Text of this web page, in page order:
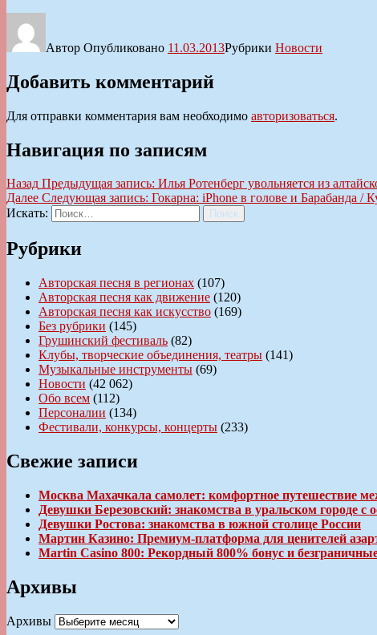
Автор Опубликовано 11.03.2013Рубрики Новости
Добавить комментарий
Для отправки комментария вам необходимо авторизоваться.
Навигация по записям
Назад Предыдущая запись: Илья Ротенберг увольняется из
Далее Следующая запись: Гокарна: iPhone в голове и Барабанда
Искать:
Поиск
Рубрики
Авторская песня в регионах (107)
Авторская песня как движение (120)
Авторская песня как искусство (169)
Без рубрики (145)
Грушинский фестиваль (82)
Клубы, творческие объединения, театры (141)
Музыкальные инструменты (69)
Новости (42 062)
Обо всем (112)
Персоналии (134)
Фестивали, конкурсы, концерты (233)
Свежие записи
Москва Махачкала самолет: комфортное путешествие
Девушки Березовский: знакомства в уральском городе
Девушки Ростова: знакомства в южной столице России
Мартин Казино: Премиум-платформа для ценителей
Martin Casino 800: Рекордный 800% бонус и
Архивы
Архивы